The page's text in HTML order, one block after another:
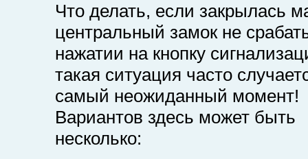
Что делать, если закрылась
центральный замок не
нажатии на кнопку
такая ситуация часто
самый неожиданный момент!
Вариантов здесь может быть
несколько: